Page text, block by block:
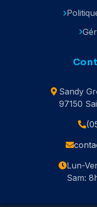
Sandy
97150
Lun-
Sam: